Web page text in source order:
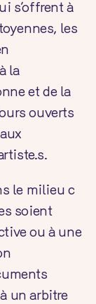
s’offrent à
les
la
et de la
ouverts
le milieu c
soient
ou à une
un arbitre